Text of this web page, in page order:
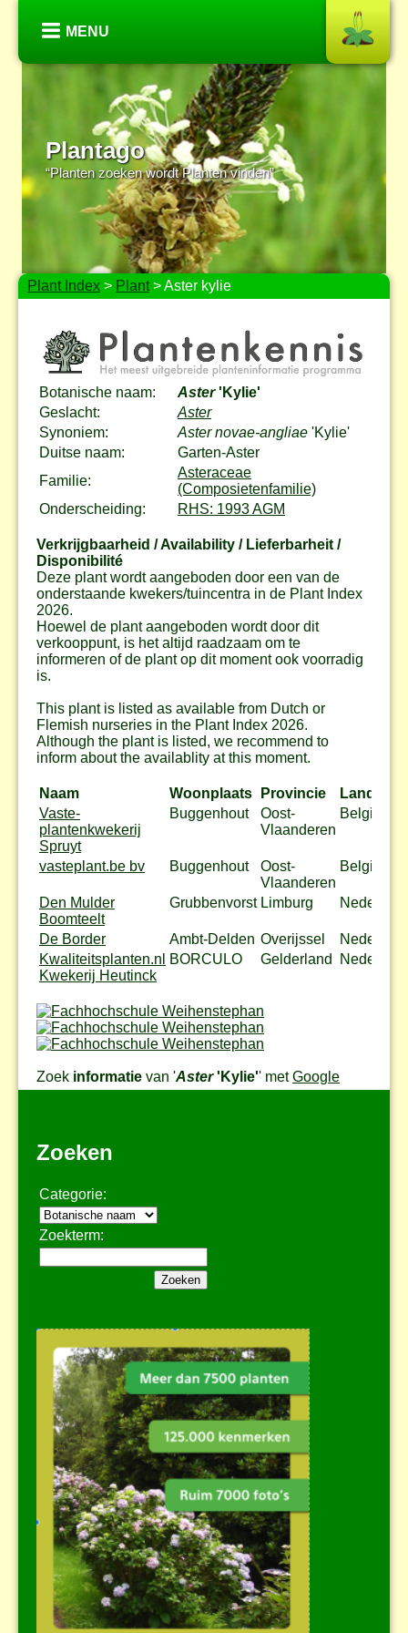
MENU
Plantago
“Planten zoeken wordt Planten vinden”
Plant Index > Plant> Aster kylie
Botanische naam: Aster'Kylie'
Geslacht:
Aster
Synoniem:
Aster novae-angliae 'Kylie'
Duitse naam:
Garten-Aster
Familie:
Asteraceae
(Composietenfamilie)
Onderscheiding:
RHS: 1993 AGM
Verkrijgbaarheid / Availability / Lieferbarheit /
Disponibilité
Deze plant wordt aangeboden door een van de
onderstaande kwekers/tuincentra in de Plant Index
2026.
Hoewel de plant aangeboden wordt door dit
verkooppunt, is het altijd raadzaam om te
informeren of de plant op dit moment ook voorradig
is.
This plant is listed as available from Dutch or
Flemish nurseries in the Plant Index 2026.
Although the plant is listed, we recommend to
inform about the availablity at this moment.
Naam Woonplaats Provincie
Land
Vaste-
plantenkwekerij
Spruyt
Buggenhout
Oost-
Vlaanderen
België
vasteplant.be bv Buggenhout
Oost-
Vlaanderen
België
Den Mulder
Boomteelt
Grubbenvorst Limburg Nederland
De Border Ambt-Delden Overijssel
Nederland
Kwaliteitsplanten.nl
Kwekerij Heutinck
BORCULO Gelderland Nederland
Zoek informatie van 'Aster'Kylie'' metGoogle
Zoeken
Categorie:
Zoekterm: